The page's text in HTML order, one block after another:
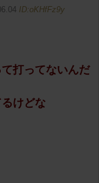
ID:oKHfFz9y
打ってないんだ
けどな